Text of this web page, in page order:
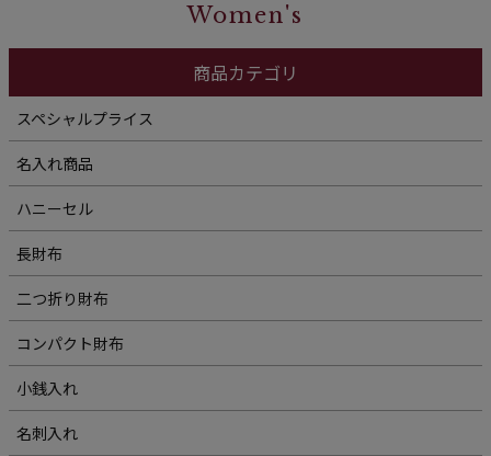
Women's
商品カテゴリ
スペシャルプライス
名入れ商品
ハニーセル
長財布
二つ折り財布
コンパクト財布
小銭入れ
名刺入れ